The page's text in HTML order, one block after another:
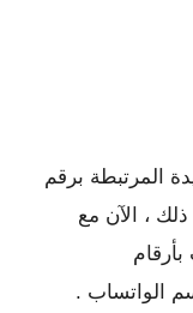
المرتبطة برقم
، الآن مع
بأرقام
الواتساب .